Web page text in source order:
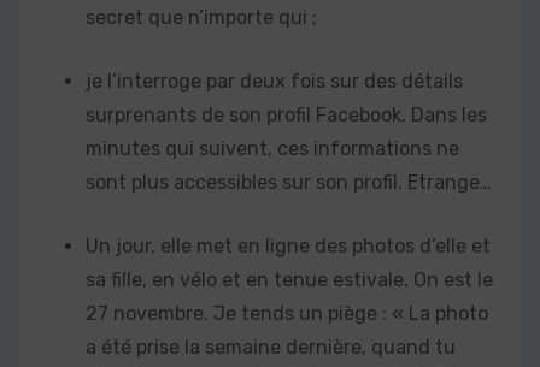
secret que n’importe qui ;
je l’interroge par deux fois sur des détails
surprenants de son profil Facebook. Dans les
minutes qui suivent, ces informations ne
sont plus accessibles sur son profil. Etrange…
Un jour, elle met en ligne des photos d’elle et
sa fille, en vélo et en tenue estivale. On est le
27 novembre. Je tends un piège : « La photo
a été prise la semaine dernière, quand tu